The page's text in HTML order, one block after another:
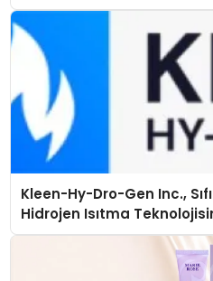
Kleen-Hy-Dro-Gen Inc.,
Hidrojen Isıtma
Düzenleyici Onaylarını Aldı